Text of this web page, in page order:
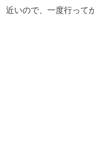
近いので、一度行って